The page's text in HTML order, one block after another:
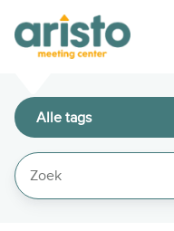
Alle tags